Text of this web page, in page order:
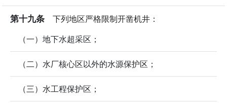
第十九条 下列地区严格限制开凿机井：
（一）地下水超采区；
（二）水厂核心区以外的水源保护区；
（三）水工程保护区；